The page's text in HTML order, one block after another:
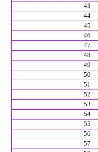
43
44
45
46
47
48
49
50
51
52
53
54
55
56
57